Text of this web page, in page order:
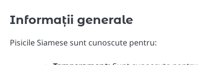
Informații generale
Pisicile Siamese sunt cunoscute pentru: